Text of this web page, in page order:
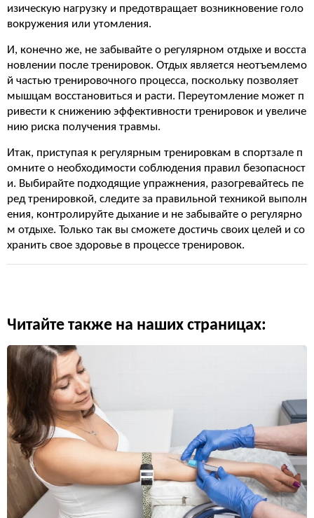
изическую нагрузку и предотвращает возникновение голо
вокружения или утомления.
И, конечно же, не забывайте о регулярном отдыхе и восста
новлении после тренировок. Отдых является неотъемлемо
й частью тренировочного процесса, поскольку позволяет
мышцам восстановиться и расти. Переутомление может п
ривести к снижению эффективности тренировок и увеличе
нию риска получения травмы.
Итак, приступая к регулярным тренировкам в спортзале п
омните о необходимости соблюдения правил безопасност
и. Выбирайте подходящие упражнения, разогревайтесь пе
ред тренировкой, следите за правильной техникой выполн
ения, контролируйте дыхание и не забывайте о регулярно
м отдыхе. Только так вы сможете достичь своих целей и со
хранить свое здоровье в процессе тренировок.
Читайте также на наших страницах: